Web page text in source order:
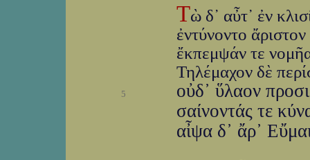
Τὼ δ᾽ αὖτ᾽ ἐν
ἐντύνοντο
ἔκπεμψάν τε
Τηλέμαχον δὲ
5
οὐδ᾽ ὕλαον
σαίνοντάς τε
αἶψα δ᾽ ἄρ᾽